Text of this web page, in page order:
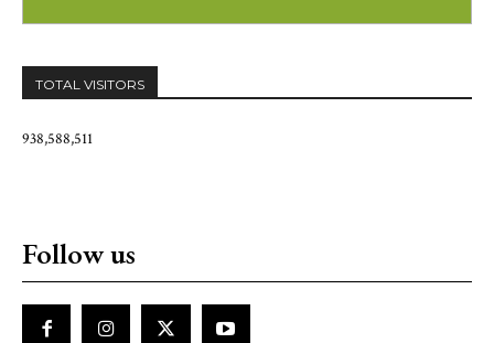
TOTAL VISITORS
938,588,511
Follow us